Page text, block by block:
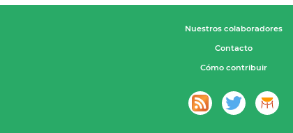
Nuestros colaboradores
Contacto
Cómo contribuir